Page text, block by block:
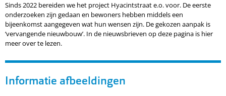
Sinds 2022 bereiden we het project Hyacintstraat e.o. voor. De eerste
onderzoeken zijn gedaan en bewoners hebben middels een
bijeenkomst aangegeven wat hun wensen zijn. De gekozen aanpak is
‘vervangende nieuwbouw’. In de nieuwsbrieven op deze pagina is hier
meer over te lezen.
Informatie afbeeldingen